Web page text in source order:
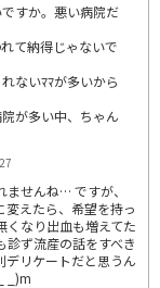
すか。悪い病院だ
て納得じゃないで
ないﾏﾏが多いから
が多い中、ちゃん
せんね… ですが、
えたら、希望を持っ
くなり出血も増えてた
診ず流産の話をすべき
デリケートだと思うん
_)m